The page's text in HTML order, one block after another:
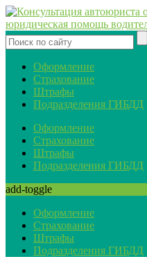
Оформление
Страхование
Штрафы
Подразделения ГИБДД
Оформление
Страхование
Штрафы
Подразделения ГИБДД
add-toggle
Оформление
Страхование
Штрафы
Подразделения ГИБДД